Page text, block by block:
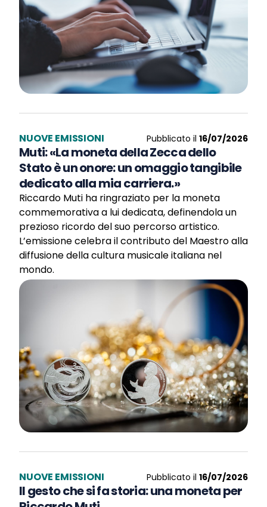
NUOVE EMISSIONI Pubblicato il 16/07/2026
Muti: «La moneta della Zecca dello
Stato è un onore: un omaggio tangibile
dedicato alla mia carriera.»
Riccardo Muti ha ringraziato per la moneta
commemorativa a lui dedicata, definendola un
prezioso ricordo del suo percorso artistico.
L’emissione celebra il contributo del Maestro alla
diffusione della cultura musicale italiana nel
mondo.
NUOVE EMISSIONI Pubblicato il 16/07/2026
Il gesto che si fa storia: una moneta per